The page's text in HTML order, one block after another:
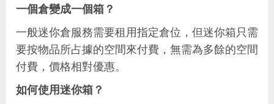
一個倉變成一個箱？
一般迷你倉服務需要租用指定倉位，但迷你箱只需
要按物品所占據的空間來付費，無需為多餘的空間
付費，價格相對優惠。
如何使用迷你箱？